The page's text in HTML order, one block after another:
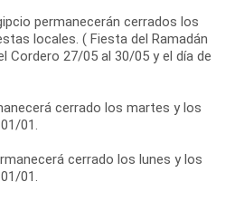
permanecerán cerrados los
locales. ( Fiesta del Ramadán
Cordero 27/05 al 30/05 y el día de
cerrado los martes y los
01.
cerrado los lunes y los
01.